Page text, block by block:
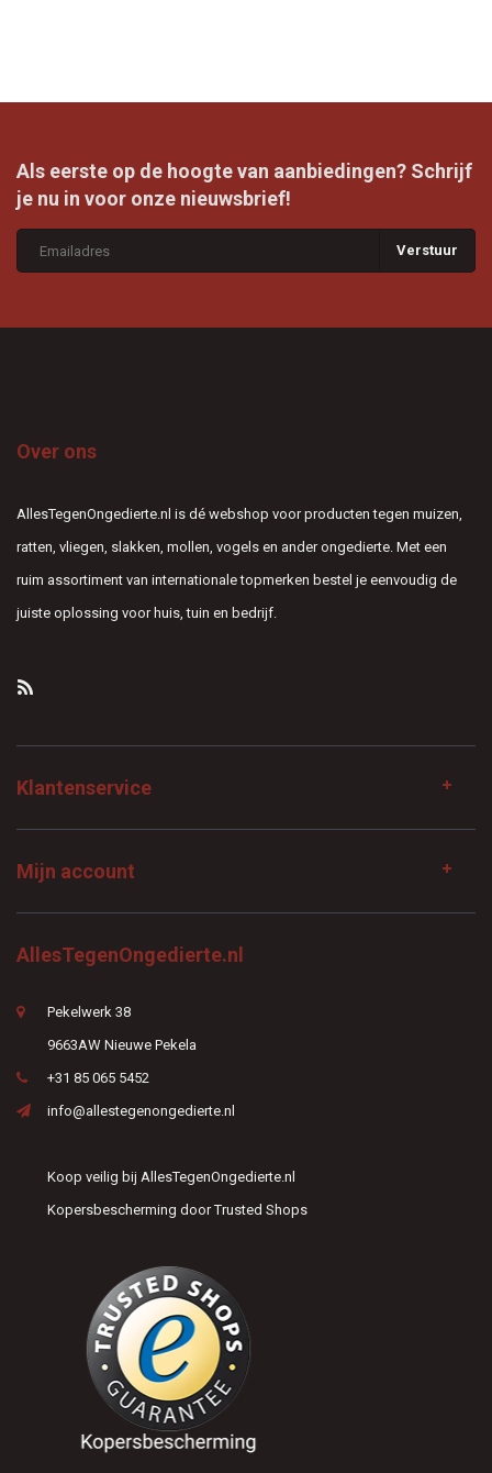
Als eerste op de hoogte van aanbiedingen? Schrijf
je nu in voor onze nieuwsbrief!
Verstuur
Over ons
AllesTegenOngedierte.nl is dé webshop voor producten tegen muizen,
ratten, vliegen, slakken, mollen, vogels en ander ongedierte. Met een
ruim assortiment van internationale topmerken bestel je eenvoudig de
juiste oplossing voor huis, tuin en bedrijf.
Klantenservice
Mijn account
AllesTegenOngedierte.nl
Pekelwerk 38
9663AW Nieuwe Pekela
+31 85 065 5452
info@allestegenongedierte.nl
Koop veilig bij AllesTegenOngedierte.nl
Kopersbescherming door Trusted Shops